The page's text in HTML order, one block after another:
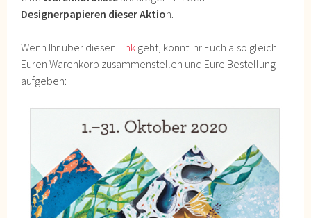
Designerpapieren dieser Aktion.
Wenn Ihr über diesen Link geht, könnt Ihr Euch also gleich
Euren Warenkorb zusammenstellen und Eure Bestellung
aufgeben: